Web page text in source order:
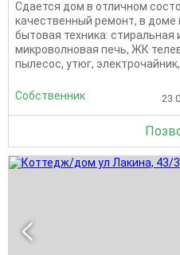
Сдается дом в отличном
качественный ремонт, в доме
бытовая техника:
микроволновая печь, ЖК
пылесос, утюг,
Собственник